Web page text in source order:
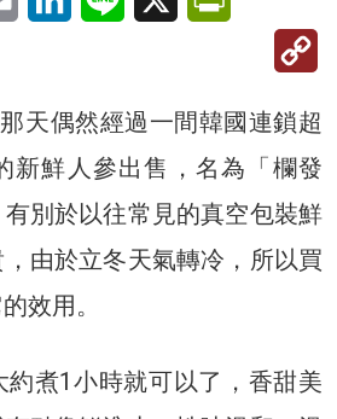
天偶然經過一間韓國連鎖超
新鮮人參出售，名為「欄發
別於以往常見的真空包裝鮮
由於立冬天氣轉冷，所以買
效用。
約煮1小時就可以了，香甜美